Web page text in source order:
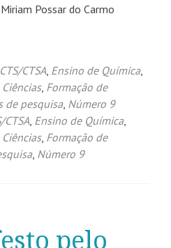
Possar do Carmo
CTSA, Ensino de Química,
, Formação de
de pesquisa, Número 9
, Ensino de Química,
, Formação de
, Número 9
pelo